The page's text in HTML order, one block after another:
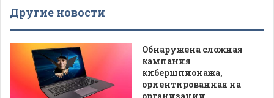
Другие новости
Обнаружена сложная
кампания
кибершпионажа,
ориентированная на